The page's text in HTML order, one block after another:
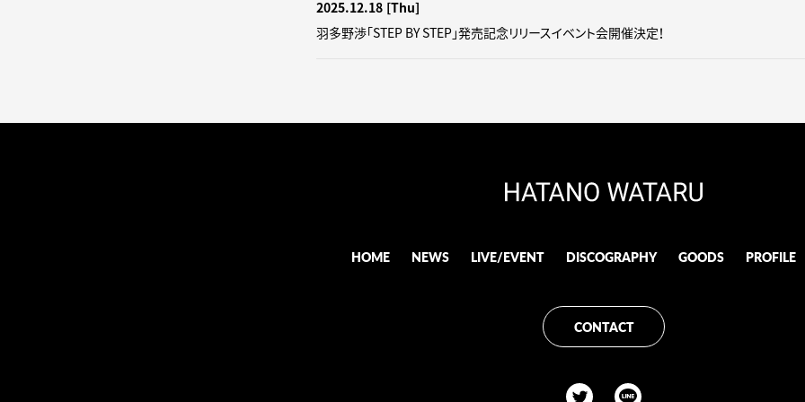
2025.12.18 [Thu]
羽多野渉「STEP BY STEP」発売記念リリースイベント会開催決定！
HOME NEWS LIVE/EVENT DISCOGRAPHY GOODS PROFILE
CONTACT